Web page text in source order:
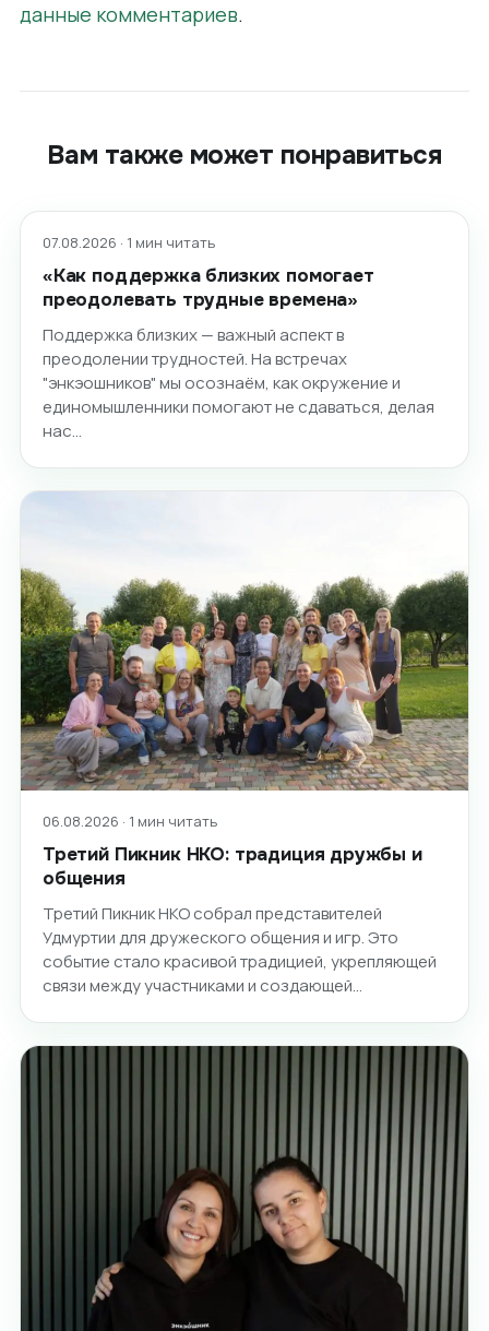
данные комментариев.
Вам также может понравиться
07.08.2026 · 1 мин читать
«Как поддержка близких помогает
преодолевать трудные времена»
Поддержка близких — важный аспект в
преодолении трудностей. На встречах
"энкэошников" мы осознаём, как окружение и
единомышленники помогают не сдаваться, делая
нас…
06.08.2026 · 1 мин читать
Третий Пикник НКО: традиция дружбы и
общения
Третий Пикник НКО собрал представителей
Удмуртии для дружеского общения и игр. Это
событие стало красивой традицией, укрепляющей
связи между участниками и создающей…